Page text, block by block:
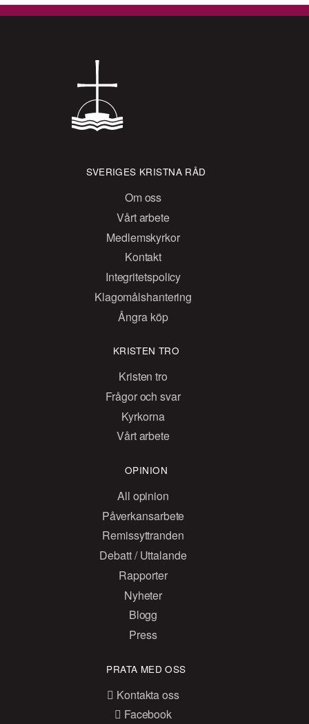
SVERIGES KRISTNA RÅD
Om oss
Vårt arbete
Medlemskyrkor
Kontakt
Integritetspolicy
Klagomålshantering
Ångra köp
KRISTEN TRO
Kristen tro
Frågor och svar
Kyrkorna
Vårt arbete
OPINION
All opinion
Påverkansarbete
Remissyttranden
Debatt / Uttalande
Rapporter
Nyheter
Blogg
Press
PRATA MED OSS
Kontakta oss
Facebook